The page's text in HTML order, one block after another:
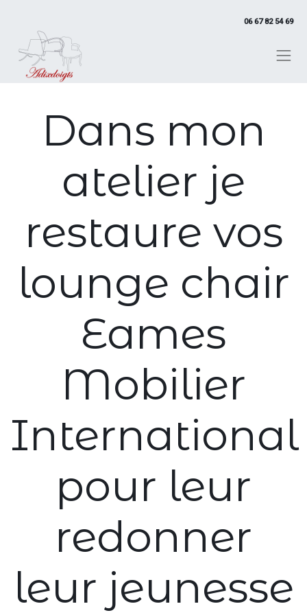
06 67 82 54 69
Dans mon
atelier je
restaure vos
lounge chair
Eames
Mobilier
International
pour leur
redonner
leur jeunesse